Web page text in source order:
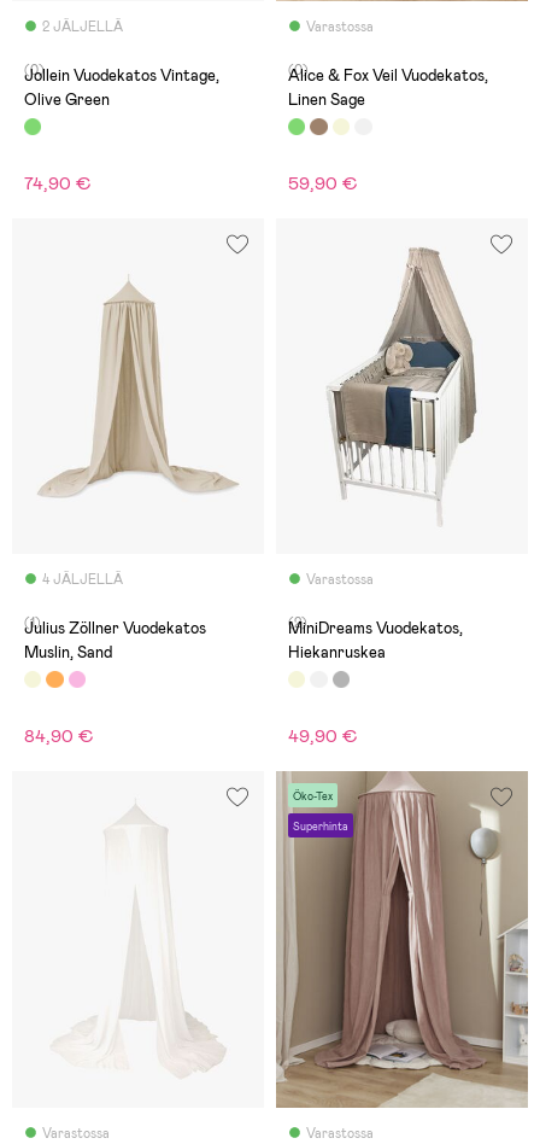
2 JÄLJELLÄ
(0)
Jollein Vuodekatos Vintage,
Olive Green
74,90 €
Varastossa
(0)
Alice & Fox Veil Vuodekatos,
Linen Sage
59,90 €
4 JÄLJELLÄ
(1)
Julius Zöllner Vuodekatos
Muslin, Sand
84,90 €
Varastossa
(2)
MiniDreams Vuodekatos,
Hiekanruskea
49,90 €
Varastossa
Öko-Tex
Superhinta
Varastossa